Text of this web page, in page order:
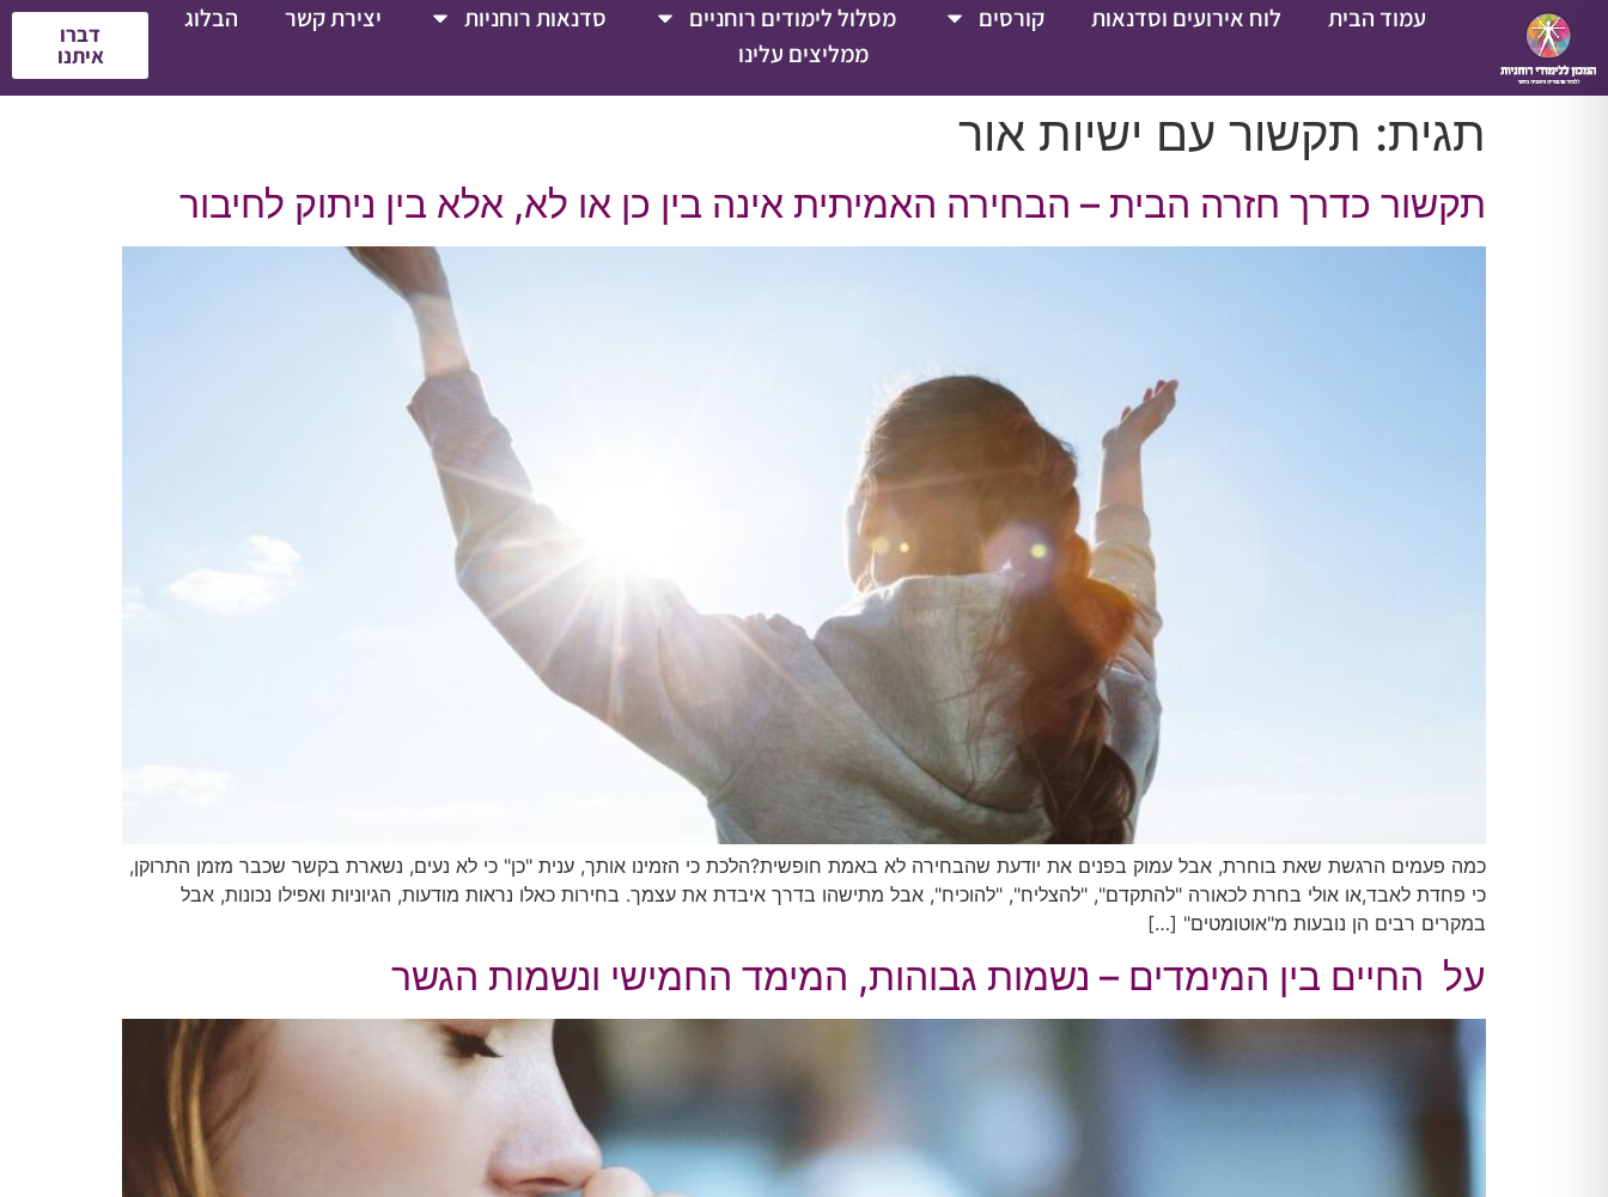
עמוד הבית לוח אירועים וסדנאות קורסים מסלול לימודים רוחניים סדנאות רוחניות יצירת קשר
הבלוג
ממליצים עלינו
דברו
איתנו
תגית: תקשור עם ישיות אור
תקשור כדרך חזרה הבית – הבחירה האמיתית אינה בין כן או לא, אלא בין ניתוק לחיבור
כמה פעמים הרגשת שאת בוחרת, אבל עמוק בפנים את יודעת שהבחירה לא באמת חופשית?הלכת כי הזמינו אותך, ענית "כן" כי לא נעים, נשארת בקשר שכבר מזמן התרוקן,
כי פחדת לאבד,או אולי בחרת לכאורה "להתקדם", "להצליח", "להוכיח", אבל מתישהו בדרך איבדת את עצמך. בחירות כאלו נראות מודעות, הגיוניות ואפילו נכונות, אבל
במקרים רבים הן נובעות מ"אוטומטים" […]
על החיים בין המימדים – נשמות גבוהות, המימד החמישי ונשמות הגשר